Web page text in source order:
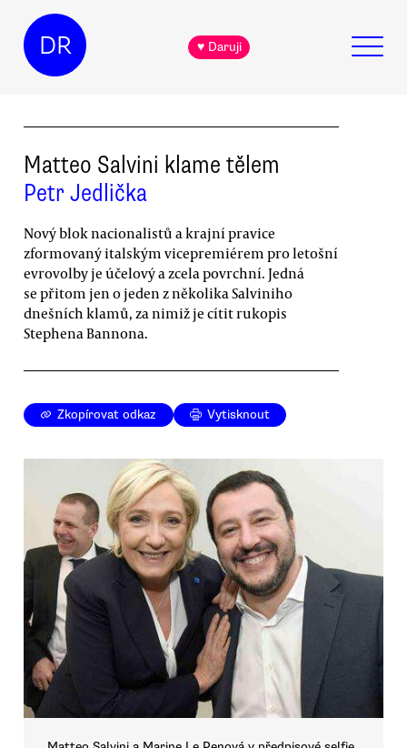
DR ♥ Daruji
Matteo Salvini klame tělem
Petr Jedlička
Nový blok nacionalistů a krajní pravice
zformovaný italským vicepremiérem pro letošní
evrovolby je účelový a zcela povrchní. Jedná
se přitom jen o jeden z několika Salviniho
dnešních klamů, za nimiž je cítit rukopis
Stephena Bannona.
Zkopírovat odkaz Vytisknout